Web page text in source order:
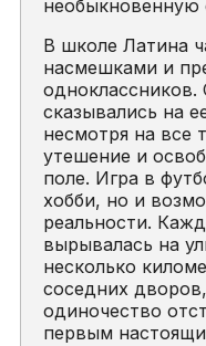
необыкновенную
В школе Латина
насмешками и
сказывались на
несмотря на все
утешение и
поле. Игра в
хобби, но и
реальности.
вырывалась на
несколько
соседних
одиночество
первым